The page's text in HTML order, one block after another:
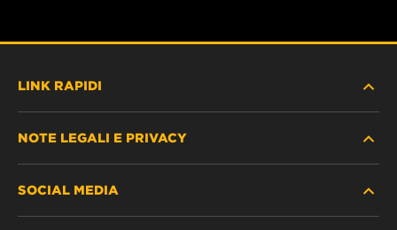
LINK RAPIDI
DOVE ACQUISTARE
NOTE LEGALI E PRIVACY
SOCIAL MEDIA